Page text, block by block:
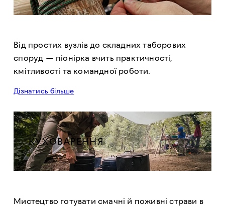
Від простих вузлів до складних таборових
споруд — піонірка вчить практичності,
кмітливості та командної роботи.
Дізнатись більше
КУХОВАРЕННЯ
Мистецтво готувати смачні й поживні страви в